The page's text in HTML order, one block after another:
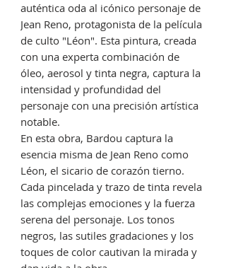
auténtica oda al icónico personaje de
Jean Reno, protagonista de la película
de culto "Léon". Esta pintura, creada
con una experta combinación de
óleo, aerosol y tinta negra, captura la
intensidad y profundidad del
personaje con una precisión artística
notable.
En esta obra, Bardou captura la
esencia misma de Jean Reno como
Léon, el sicario de corazón tierno.
Cada pincelada y trazo de tinta revela
las complejas emociones y la fuerza
serena del personaje. Los tonos
negros, las sutiles gradaciones y los
toques de color cautivan la mirada y